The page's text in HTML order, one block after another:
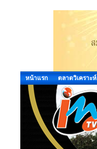
หน้าแรก ตลาดวิเคราะห์